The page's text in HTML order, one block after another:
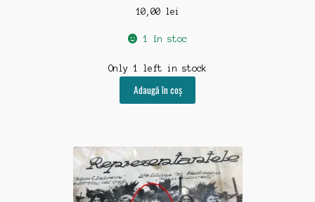
10,00 lei
1 în stoc
Only 1 left in stock
Adaugă în coș